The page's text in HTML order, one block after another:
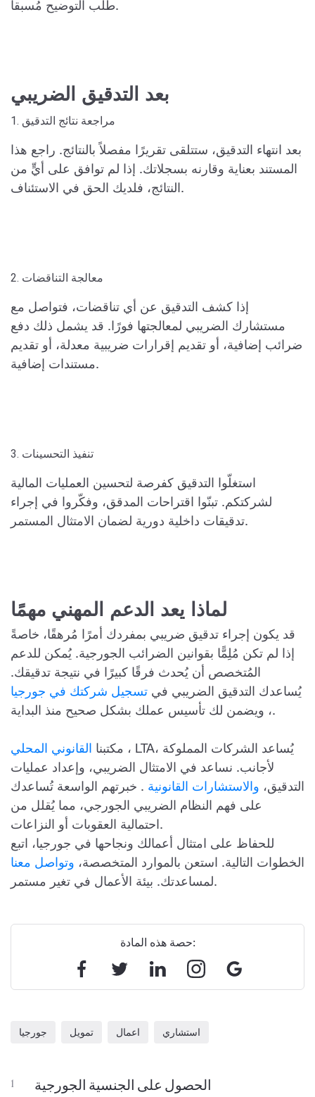
طلب التوضيح مُسبقاً.
بعد التدقيق الضريبي
1. مراجعة نتائج التدقيق
بعد انتهاء التدقيق، ستتلقى تقريرًا مفصلاً بالنتائج. راجع هذا
المستند بعناية وقارنه بسجلاتك. إذا لم توافق على أيٍّ من
النتائج، فلديك الحق في الاستئناف.
2. معالجة التناقضات
إذا كشف التدقيق عن أي تناقضات، فتواصل مع
مستشارك الضريبي لمعالجتها فورًا. قد يشمل ذلك دفع
ضرائب إضافية، أو تقديم إقرارات ضريبية معدلة، أو تقديم
مستندات إضافية.
3. تنفيذ التحسينات
استغلّوا التدقيق كفرصة لتحسين العمليات المالية
لشركتكم. تبنّوا اقتراحات المدقق، وفكّروا في إجراء
تدقيقات داخلية دورية لضمان الامتثال المستمر.
لماذا يعد الدعم المهني مهمًا
قد يكون إجراء تدقيق ضريبي بمفردك أمرًا مُرهقًا، خاصةً
إذا لم تكن مُلِمًّا بقوانين الضرائب الجورجية. يُمكن للدعم
المُتخصص أن يُحدث فرقًا كبيرًا في نتيجة تدقيقك.
يُساعدك التدقيق الضريبي في تسجيل شركتك في جورجيا
، ويضمن لك تأسيس عملك بشكل صحيح منذ البداية.
مكتبنا القانوني المحلي
، LTA، يُساعد الشركات المملوكة
لأجانب. نساعد في الامتثال الضريبي، وإعداد عمليات
التدقيق، والاستشارات القانونية . خبرتهم الواسعة تُساعدك
على فهم النظام الضريبي الجورجي، مما يُقلل من
احتمالية العقوبات أو النزاعات.
للحفاظ على امتثال أعمالك ونجاحها في جورجيا، اتبع
الخطوات التالية. استعن بالموارد المتخصصة، وتواصل معنا
لمساعدتك. بيئة الأعمال في تغير مستمر.
حصة هذه المادة:
جورجيا تمويل اعمال استشاري
1 الحصول على الجنسية الجورجية